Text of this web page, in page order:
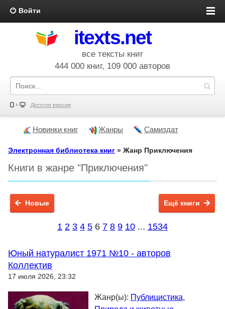
Войти
itexts.net
все тексты книг
444 000 книг, 109 000 авторов
Десктоп версия
Новинки книг Жанры Самиздат
Электронная библиотека книг » Жанр Приключения
Книги в жанре "Приключения"
Новые Ещё книги
1 2 3 4 5 6 7 8 9 10 ... 1534
Юный натуралист 1971 №10 - авторов
Коллектив
17 июля 2026, 23:32
Жанр(ы): Публицистика,